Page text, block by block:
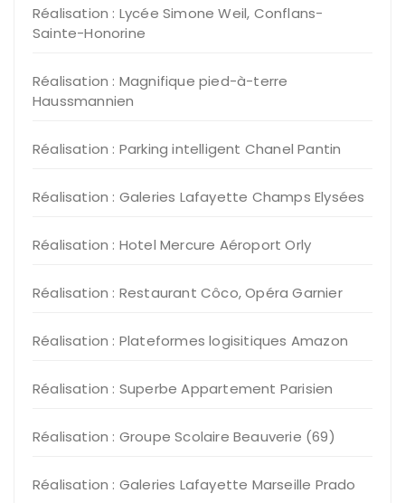
Réalisation : Lycée Simone Weil, Conflans-
Sainte-Honorine
Réalisation : Magnifique pied-à-terre
Haussmannien
Réalisation : Parking intelligent Chanel Pantin
Réalisation : Galeries Lafayette Champs Elysées
Réalisation : Hotel Mercure Aéroport Orly
Réalisation : Restaurant Côco, Opéra Garnier
Réalisation : Plateformes logisitiques Amazon
Réalisation : Superbe Appartement Parisien
Réalisation : Groupe Scolaire Beauverie (69)
Réalisation : Galeries Lafayette Marseille Prado